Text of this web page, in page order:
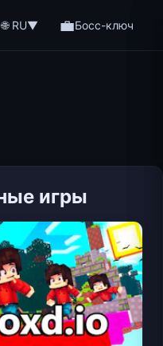
🌐 RU▼ 💼Босс-ключ
игры